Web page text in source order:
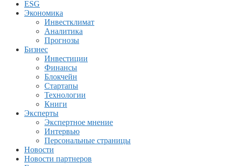
ESG
Экономика
Инвестклимат
Аналитика
Прогнозы
Бизнес
Инвестиции
Финансы
Блокчейн
Стартапы
Технологии
Книги
Эксперты
Экспертное мнение
Интервью
Персональные страницы
Новости
Новости партнеров